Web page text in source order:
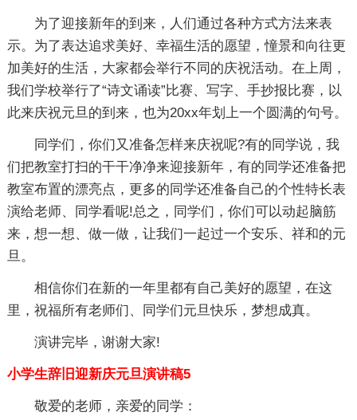
为了迎接新年的到来，人们通过各种方式方法来表
示。为了表达追求美好、幸福生活的愿望，憧景和向往更
加美好的生活，大家都会举行不同的庆祝活动。在上周，
我们学校举行了“诗文诵读”比赛、写字、手抄报比赛，以
此来庆祝元旦的到来，也为20xx年划上一个圆满的句号。
同学们，你们又准备怎样来庆祝呢?有的同学说，我
们把教室打扫的干干净净来迎接新年，有的同学还准备把
教室布置的漂亮点，更多的同学还准备自己的个性特长表
演给老师、同学看呢!总之，同学们，你们可以动起脑筋
来，想一想、做一做，让我们一起过一个安乐、祥和的元
旦。
相信你们在新的一年里都有自己美好的愿望，在这
里，祝福所有老师们、同学们元旦快乐，梦想成真。
演讲完毕，谢谢大家!
小学生辞旧迎新庆元旦演讲稿5
敬爱的老师，亲爱的同学：